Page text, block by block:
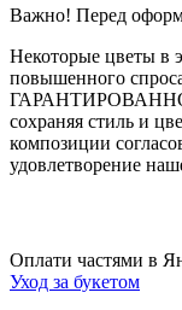
Важно! Перед
Некоторые цветы в
повышенного
ГАРАНТИРОВАННО
сохраняя стиль и
композиции
удовлетворение
Оплати частями в
Уход за букетом